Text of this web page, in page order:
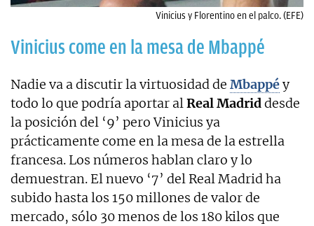
Vinicius y Florentino en el palco. (EFE)
Vinicius come en la mesa de Mbappé
Nadie va a discutir la virtuosidad de Mbappéy
todo lo que podría aportar alReal Madriddesde
la posición del ‘9’ pero Vinicius ya
prácticamente come en la mesa de la estrella
francesa. Los números hablan claro y lo
demuestran. El nuevo ‘7’ del Real Madrid ha
subido hasta los 150 millones de valor de
mercado, sólo 30 menos de los 180 kilos que